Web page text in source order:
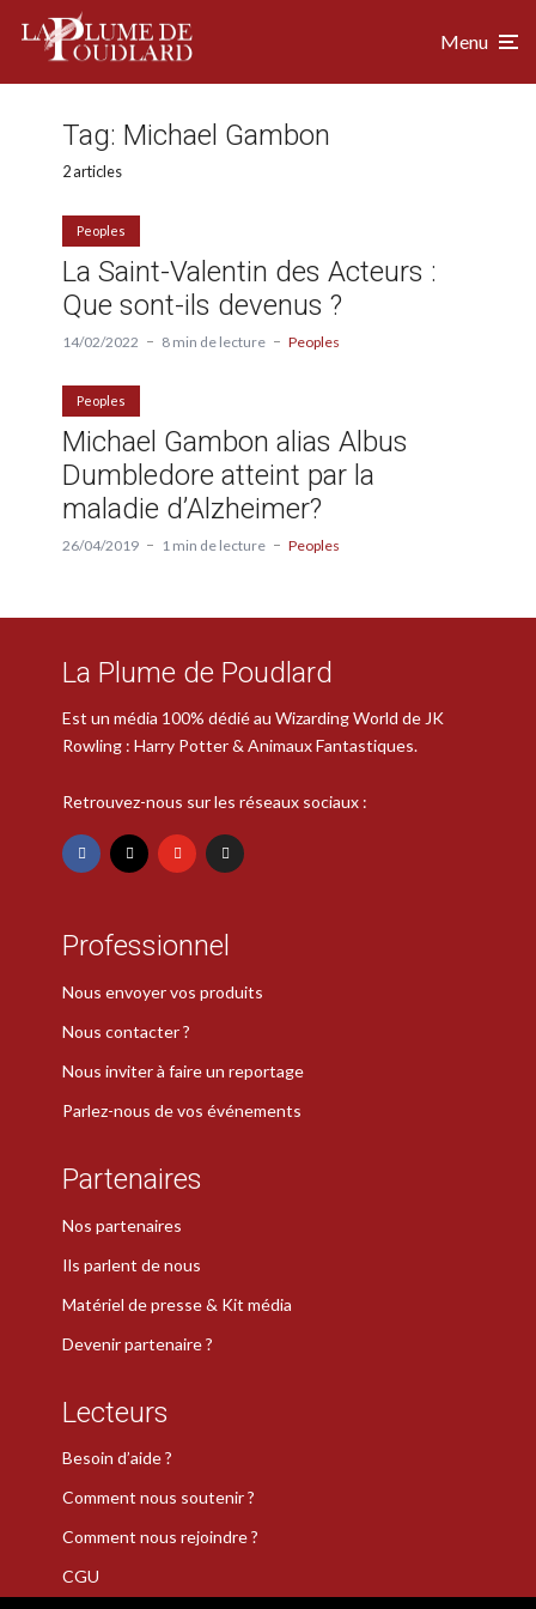
Menu
Tag: Michael Gambon
2 articles
Peoples
La Saint-Valentin des Acteurs :
Que sont-ils devenus ?
14/02/2022 8 min de lecture Peoples
Peoples
Michael Gambon alias Albus
Dumbledore atteint par la
maladie d’Alzheimer?
26/04/2019 1 min de lecture Peoples
La Plume de Poudlard
Est un média 100% dédié au Wizarding World de JK
Rowling : Harry Potter & Animaux Fantastiques.
Retrouvez-nous sur les réseaux sociaux :
Professionnel
Nous envoyer vos produits
Nous contacter ?
Nous inviter à faire un reportage
Parlez-nous de vos événements
Partenaires
Nos partenaires
Ils parlent de nous
Matériel de presse & Kit média
Devenir partenaire ?
Lecteurs
Besoin d’aide ?
Comment nous soutenir ?
Comment nous rejoindre ?
CGU